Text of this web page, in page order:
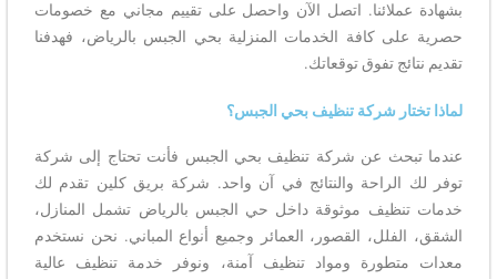
بشهادة عملائنا. اتصل الآن واحصل على تقييم مجاني مع خصومات
حصرية على كافة الخدمات المنزلية بحي الجبس بالرياض، فهدفنا
تقديم نتائج تفوق توقعاتك.
لماذا تختار شركة تنظيف بحي الجبس؟
عندما تبحث عن شركة تنظيف بحي الجبس فأنت تحتاج إلى شركة
توفر لك الراحة والنتائج في آن واحد. شركة بريق كلين تقدم لك
خدمات تنظيف موثوقة داخل حي الجبس بالرياض تشمل المنازل،
الشقق، الفلل، القصور، العمائر وجميع أنواع المباني. نحن نستخدم
معدات متطورة ومواد تنظيف آمنة، ونوفر خدمة تنظيف عالية